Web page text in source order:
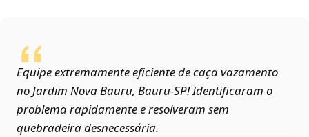
Equipe extremamente eficiente de caça vazamento
no Jardim Nova Bauru, Bauru‑SP! Identificaram o
problema rapidamente e resolveram sem
quebradeira desnecessária.